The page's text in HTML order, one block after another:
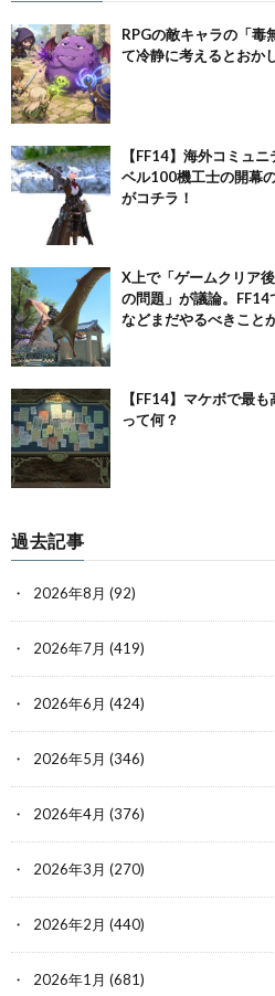
RPGの敵キャラの「毒
て冷静に考えるとおか
【FF14】海外コミュ
ベル100機工士の開幕
がコチラ！
X上で「ゲームクリア
の問題」が議論。
などまだやるべきこと
【FF14】マケボで最
って何？
過去記事
2026年8月 (92)
2026年7月 (419)
2026年6月 (424)
2026年5月 (346)
2026年4月 (376)
2026年3月 (270)
2026年2月 (440)
2026年1月 (681)